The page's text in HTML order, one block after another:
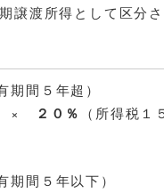
譲渡所得として区分さ
期間５年超）
×
２０％ （所得税
期間５年以下）